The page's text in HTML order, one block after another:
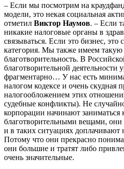
– Если мы посмотрим на
модели, это некая социальная
отметил Виктор Наумов. – Если
никакие налоговые органы в
связываться. Если это бизнес, это
категория. Мы также имеем такую
благотворительность. В
благотворительной деятельности
фрагментарно… У нас есть
налогом кодексе и очень скудная
налогообложением этих
судебные конфликты). Не
корпорации начинают
благотворительными вещами, они
и в таких ситуациях доплачивают
Потому что они прекрасно
они большие и тратят либо
очень значительные.